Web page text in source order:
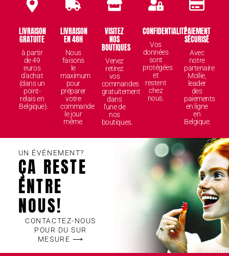
LIVRAISON
GRATUITE
à partir
de 49
euros
d'achat
(dans un
point-
relais en
Belgique).
LIVRAISON
EN 48H
Nous
faisons
le
maximum
pour
préparer
votre
commande
le jour
même.
VISITEZ
NOS
BOUTIQUES
Venez
retirez
vos
commandes
gratuitement
dans
l'une de
nos
boutiques.
CONFIDENTIALITÉ
Vos
données
sont
protégées
et
restent
chez
nous.
PAIEMENT
SÉCURISÉ
Avec
notre
partenaire
Mollie,
leader
des
paiements
en ligne
en
Belgique.
UN ÉVÉNEMENT?
ÇA RESTE
ENTRE
NOUS!
CONTACTEZ-NOUS
POUR DU SUR
MESURE ⟶